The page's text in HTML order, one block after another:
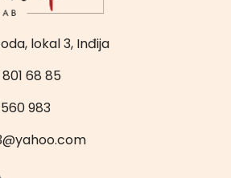
lokal 3, Inđija
68 85
983